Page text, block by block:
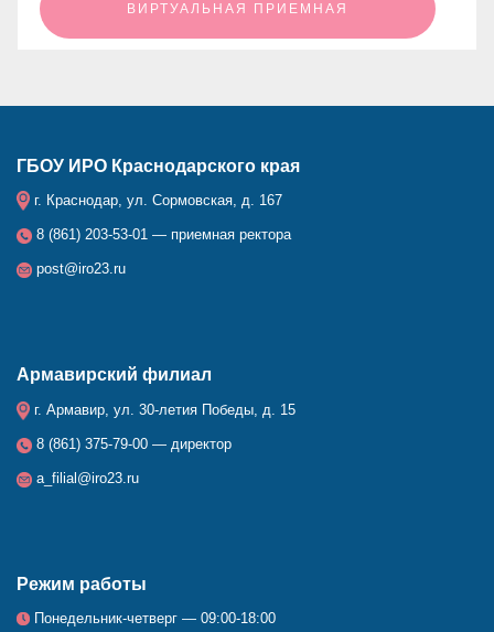
ㅤㅤㅤㅤㅤㅤㅤㅤㅤВИРТУАЛЬНАЯ ПРИЕМНАЯㅤㅤㅤㅤㅤㅤㅤㅤㅤ
ГБОУ ИРО Краснодарского края
г. Краснодар, ул. Сормовская, д. 167
8 (861) 203-53-01 — приемная ректора
post@iro23.ru
Армавирский филиал
г. Армавир, ул. 30-летия Победы, д. 15
8 (861) 375-79-00 — директор
a_filial@iro23.ru
Режим работы
Понедельник-четверг — 09:00-18:00